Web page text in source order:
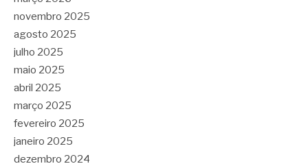
novembro 2025
agosto 2025
julho 2025
maio 2025
abril 2025
março 2025
fevereiro 2025
janeiro 2025
dezembro 2024